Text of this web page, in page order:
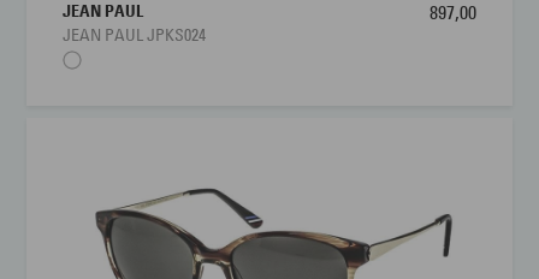
JEAN PAUL
JEAN PAUL JPKS024
897,00